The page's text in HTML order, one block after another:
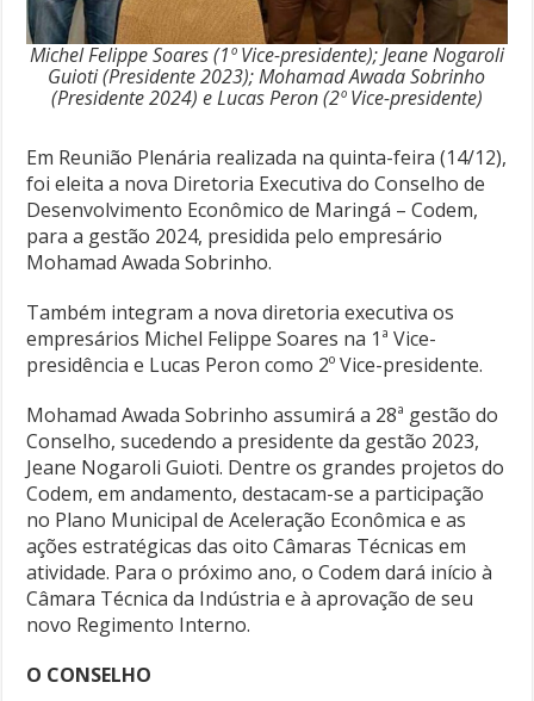
Michel Felippe Soares (1º Vice-presidente); Jeane Nogaroli
Guioti (Presidente 2023); Mohamad Awada Sobrinho
(Presidente 2024) e Lucas Peron (2º Vice-presidente)
Em Reunião Plenária realizada na quinta-feira (14/12),
foi eleita a nova Diretoria Executiva do Conselho de
Desenvolvimento Econômico de Maringá – Codem,
para a gestão 2024, presidida pelo empresário
Mohamad Awada Sobrinho.
Também integram a nova diretoria executiva os
empresários Michel Felippe Soares na 1ª Vice-
presidência e Lucas Peron como 2º Vice-presidente.
Mohamad Awada Sobrinho assumirá a 28ª gestão do
Conselho, sucedendo a presidente da gestão 2023,
Jeane Nogaroli Guioti. Dentre os grandes projetos do
Codem, em andamento, destacam-se a participação
no Plano Municipal de Aceleração Econômica e as
ações estratégicas das oito Câmaras Técnicas em
atividade. Para o próximo ano, o Codem dará início à
Câmara Técnica da Indústria e à aprovação de seu
novo Regimento Interno.
O CONSELHO